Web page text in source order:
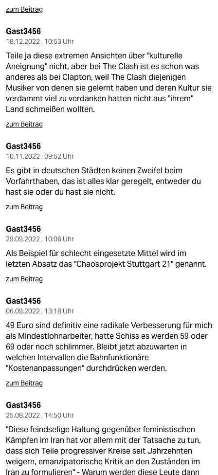
zum Beitrag
Gast3456
18.12.2022 , 10:53 Uhr
Teile ja diese extremen Ansichten über "kulturelle
Aneignung" nicht, aber bei The Clash ist es schon was
anderes als bei Clapton, weil The Clash diejenigen
Musiker von denen sie gelernt haben und deren Kultur sie
verdammt viel zu verdanken hatten nicht aus "ihrem"
Land schmeißen wollten.
zum Beitrag
Gast3456
10.11.2022 , 09:52 Uhr
Es gibt in deutschen Städten keinen Zweifel beim
Vorfahrthaben, das ist alles klar geregelt, entweder du
hast sie oder du hast sie nicht.
zum Beitrag
Gast3456
29.09.2022 , 10:06 Uhr
Als Beispiel für schlecht eingesetzte Mittel wird im
letzten Absatz das "Chaosprojekt Stuttgart 21" genannt.
zum Beitrag
Gast3456
06.09.2022 , 13:18 Uhr
49 Euro sind definitiv eine radikale Verbesserung für mich
als Mindestlohnarbeiter, hatte Schiss es werden 59 oder
69 oder noch schlimmer. Bleibt jetzt abzuwarten in
welchen Intervallen die Bahnfunktionäre
"Kostenanpassungen" durchdrücken werden.
zum Beitrag
Gast3456
25.08.2022 , 14:50 Uhr
"Diese feindselige Haltung gegenüber feministischen
Kämpfen im Iran hat vor allem mit der Tatsache zu tun,
dass sich Teile progressiver Kreise seit Jahrzehnten
weigern, emanzipatorische Kritik an den Zuständen im
Iran zu formulieren" - Warum werden diese Leute dann